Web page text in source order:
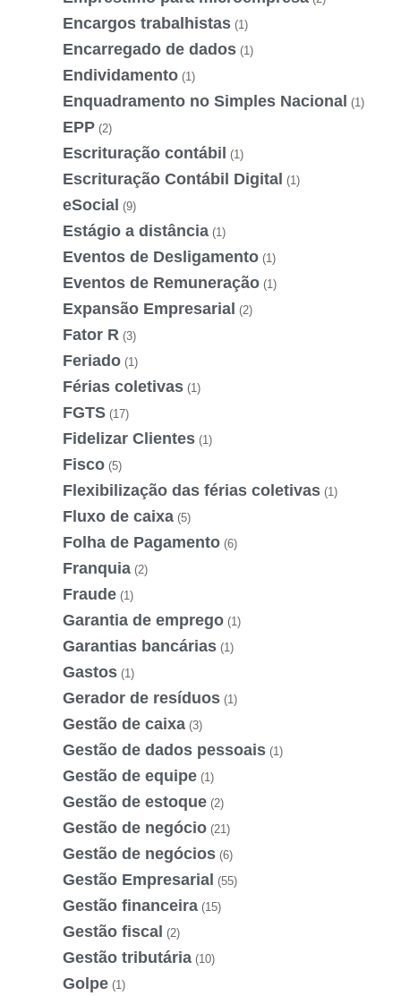
Encargos trabalhistas (1)
Encarregado de dados (1)
Endividamento (1)
Enquadramento no Simples Nacional (1)
EPP (2)
Escrituração contábil (1)
Escrituração Contábil Digital (1)
eSocial (9)
Estágio a distância (1)
Eventos de Desligamento (1)
Eventos de Remuneração (1)
Expansão Empresarial (2)
Fator R (3)
Feriado (1)
Férias coletivas (1)
FGTS (17)
Fidelizar Clientes (1)
Fisco (5)
Flexibilização das férias coletivas (1)
Fluxo de caixa (5)
Folha de Pagamento (6)
Franquia (2)
Fraude (1)
Garantia de emprego (1)
Garantias bancárias (1)
Gastos (1)
Gerador de resíduos (1)
Gestão de caixa (3)
Gestão de dados pessoais (1)
Gestão de equipe (1)
Gestão de estoque (2)
Gestão de negócio (21)
Gestão de negócios (6)
Gestão Empresarial (55)
Gestão financeira (15)
Gestão fiscal (2)
Gestão tributária (10)
Golpe (1)